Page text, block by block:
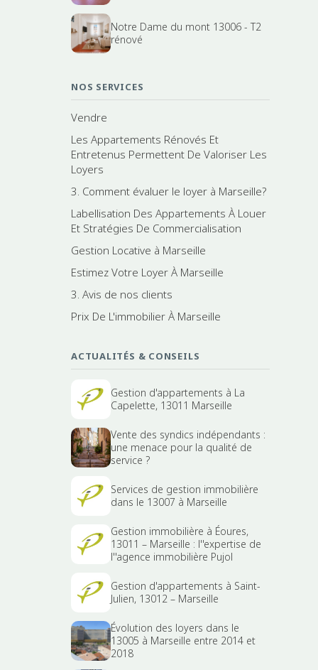
Notre Dame du mont 13006 - T2
rénové
NOS SERVICES
Vendre
Les Appartements Rénovés Et
Entretenus Permettent De Valoriser Les
Loyers
3. Comment évaluer le loyer à Marseille?
Labellisation Des Appartements À Louer
Et Stratégies De Commercialisation
Gestion Locative à Marseille
Estimez Votre Loyer À Marseille
3. Avis de nos clients
Prix De L'immobilier À Marseille
ACTUALITÉS & CONSEILS
Gestion d'appartements à La
Capelette, 13011 Marseille
Vente des syndics indépendants :
une menace pour la qualité de
service ?
Services de gestion immobilière
dans le 13007 à Marseille
Gestion immobilière à Éoures,
13011 – Marseille : l''expertise de
l''agence immobilière Pujol
Gestion d'appartements à Saint-
Julien, 13012 – Marseille
Évolution des loyers dans le
13005 à Marseille entre 2014 et
2018